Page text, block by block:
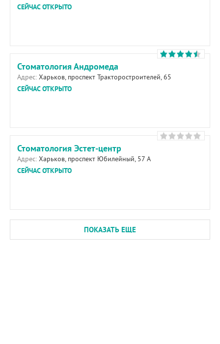
СЕЙЧАС ОТКРЫТО
Стоматология Андромеда
Адрес: Харьков, проспект Тракторостроителей, 65
СЕЙЧАС ОТКРЫТО
Стоматология Эстет-центр
Адрес: Харьков, проспект Юбилейный, 57 А
СЕЙЧАС ОТКРЫТО
ПОКАЗАТЬ ЕЩЕ